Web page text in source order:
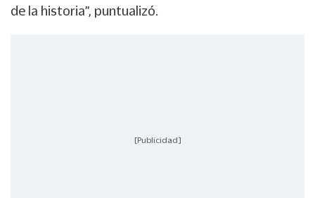
de la historia”, puntualizó.
[Publicidad]